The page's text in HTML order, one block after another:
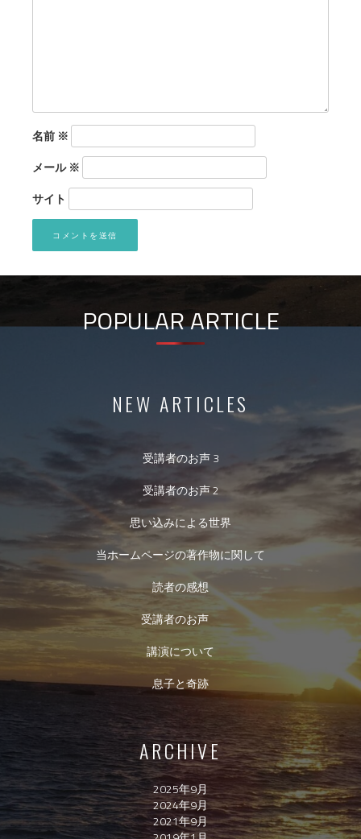
名前 ※
メール※
サイト
POPULAR ARTICLE
NEW ARTICLES
受講者のお声 3
受講者のお声 2
思い込みによる世界
当ホームページの著作物に関して
読者の感想
受講者のお声
講演について
息子と奇跡
ARCHIVE
2025年9月
2024年9月
2021年9月